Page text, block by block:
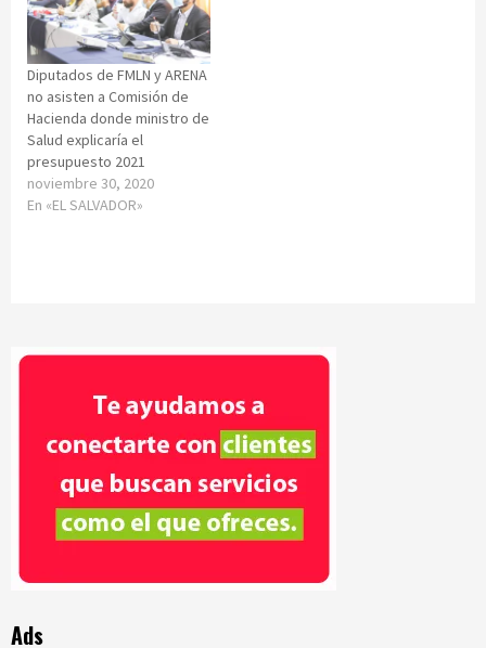
Diputados de FMLN y ARENA
no asisten a Comisión de
Hacienda donde ministro de
Salud explicaría el
presupuesto 2021
noviembre 30, 2020
En «EL SALVADOR»
Ads